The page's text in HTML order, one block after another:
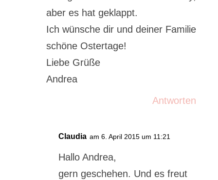
aber es hat geklappt.
Ich wünsche dir und deiner Familie
schöne Ostertage!
Liebe Grüße
Andrea
Antworten
Claudia am 6. April 2015 um 11:21
Hallo Andrea,
gern geschehen. Und es freut